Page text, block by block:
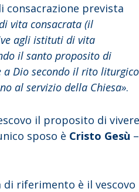
consacrazione prevista
vita consacrata (il
agli istituti di vita
il santo proposito di
a Dio secondo il rito liturgico
al servizio della Chiesa».
il proposito di
sposo è Cristo Gesù –
di riferimento è il vescovo